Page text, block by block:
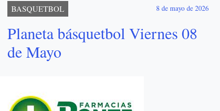
BASQUETBOL 8 de mayo de 2026
Planeta básquetbol Viernes 08
de Mayo